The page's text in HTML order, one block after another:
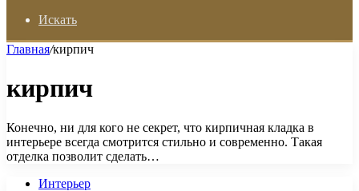
Искать
Главная/кирпич
кирпич
Конечно, ни для кого не секрет, что кирпичная кладка в
интерьере всегда смотрится стильно и современно. Такая
отделка позволит сделать…
Интерьер